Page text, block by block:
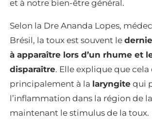
et à notre bien-être général.
Selon la Dre Ananda Lopes,
Brésil, la toux est souvent le
à apparaître lors d’un rhume et
disparaître. Elle explique que cela
principalement à la laryngite qui
l’inflammation dans la région de
maintenant le stimulus de la toux.